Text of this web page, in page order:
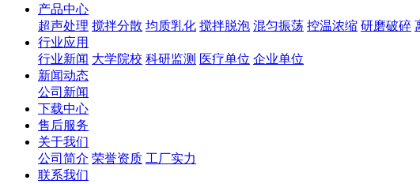
产品中心
超声处理 搅拌分散 均质乳化 搅拌脱泡 混匀振荡 控温浓缩 研磨破碎
行业应用
行业新闻 大学院校 科研监测 医疗单位 企业单位
新闻动态
公司新闻
下载中心
售后服务
关于我们
公司简介 荣誉资质 工厂实力
联系我们